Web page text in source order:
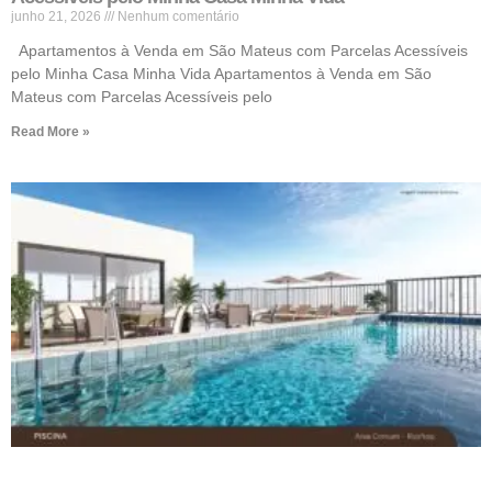
junho 21, 2026 Nenhum comentário
Apartamentos à Venda em São Mateus com Parcelas Acessíveis
pelo Minha Casa Minha Vida Apartamentos à Venda em São
Mateus com Parcelas Acessíveis pelo
Read More »